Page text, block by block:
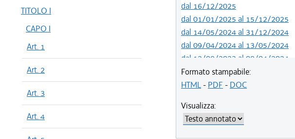
TITOLO I
CAPO I
Art. 1
Art. 2
Art. 3
Art. 4
dal 16/12/2025
dal 01/01/2025 al 15/12/2025
dal 14/05/2024 al 31/12/2024
dal 09/04/2024 al 13/05/2024
dal 12/08/2023 al 08/04/2024
dal 01/01/2022 al 11/08/2023
dal 16/12/2021 al 31/12/2021
dal 18/06/2021 al 01/12/2021
dal 20/05/2021 al 17/06/2021
dal 01/01/2020 al 19/05/2021
Formato stampabile:
HTML- PDF - DOC
Visualizza: